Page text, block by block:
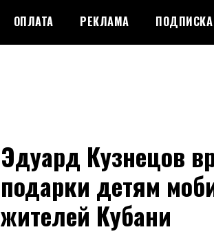
ОПЛАТА РЕКЛАМА ПОДПИСКА
Эдуард Кузнецов
подарки детям
жителей Кубани